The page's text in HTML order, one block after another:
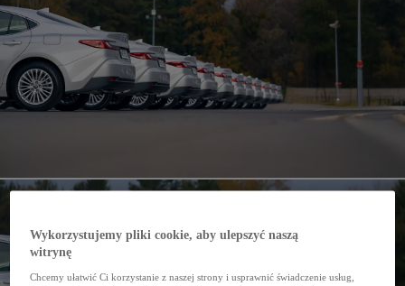
Wykorzystujemy pliki cookie, aby ulepszyć naszą
witrynę
Chcemy ułatwić Ci korzystanie z naszej strony i usprawnić świadczenie usług,